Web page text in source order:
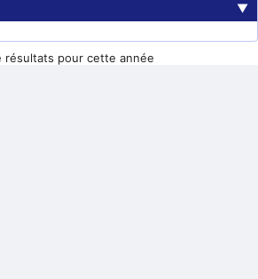
▼
résultats pour cette année